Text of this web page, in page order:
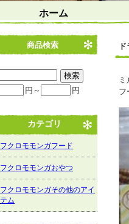
ホーム
フ
商品検索
円～ 円
カテゴリ
フクロモモンガフード
フクロモモンガおやつ
フクロモモンガその他のアイ
テム